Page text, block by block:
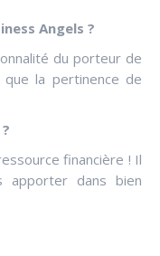
Angels ?
du porteur de
la pertinence de
financière ! Il
apporter dans bien